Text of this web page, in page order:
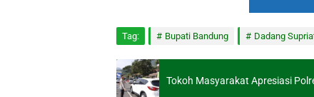
Tag: Bupati Bandung Dadang
Tokoh Masyarakat Apresiasi